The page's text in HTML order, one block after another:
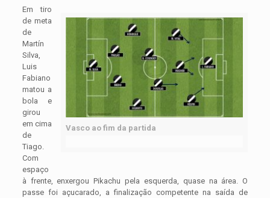
Vasco ao fim da partida
Em tiro
de meta
de
Martín
Silva,
Luis
Fabiano
matou a
bola e
girou
em cima
de
Tiago.
Com
espaço
à frente, enxergou Pikachu pela esquerda, quase na área. O
passe foi açucarado, a finalização competente na saída de